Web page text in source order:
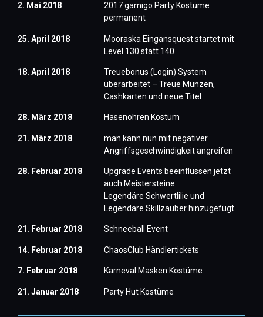
2. Mai 2018
2017 gamigo Party Kostüme
permanent
25. April 2018
Mooraska Eingansquest startet mit
Level 130 statt 140
18. April 2018
Treuebonus (Login) System
überarbeitet – Treue Münzen,
Cashkarten und neue Titel
28. März 2018 Hasenohren Kostüm
21. März 2018
man kann nun mit negativer
Angriffsgeschwindigkeit angreifen
28. Februar 2018
Upgrade Events beeinflussen jetzt
auch Meistersteine
Legendäre Schwertlilie und
Legendäre Skillzauber hinzugefügt
21. Februar 2018 Schneeball Event
14. Februar 2018 ChaosClub Händlertickets
7. Februar 2018 Karneval Masken Kostüme
21. Januar 2018 Party Hut Kostüme